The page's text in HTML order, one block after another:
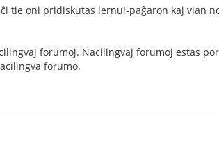
tie oni pridiskutas lernu!-paĝaron kaj vian
forumoj. Nacilingvaj forumoj estas
forumo.